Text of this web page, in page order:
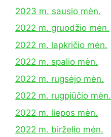
2023 m. sausio mėn.
2022 m. gruodžio mėn.
2022 m. lapkričio mėn.
2022 m. spalio mėn.
2022 m. rugsėjo mėn.
2022 m. rugpjūčio mėn.
2022 m. liepos mėn.
2022 m. birželio mėn.